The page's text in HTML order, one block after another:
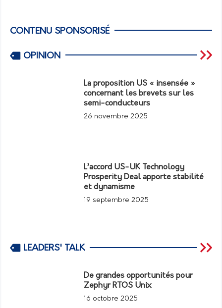
CONTENU SPONSORISÉ
OPINION
La proposition US « insensée »
concernant les brevets sur les
semi-conducteurs
26 novembre 2025
L’accord US-UK Technology
Prosperity Deal apporte stabilité
et dynamisme
19 septembre 2025
LEADERS' TALK
De grandes opportunités pour
Zephyr RTOS Unix
16 octobre 2025